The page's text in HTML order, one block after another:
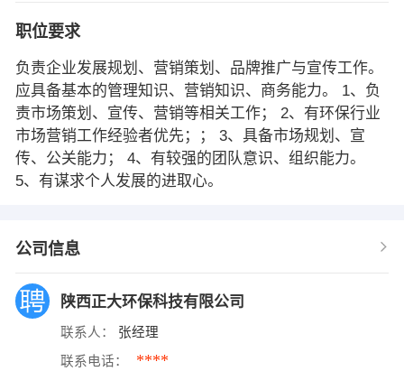
职位要求
负责企业发展规划、营销策划、品牌推广与宣传工作。
应具备基本的管理知识、营销知识、商务能力。 1、负
责市场策划、宣传、营销等相关工作； 2、有环保行业
市场营销工作经验者优先；； 3、具备市场规划、宣
传、公关能力； 4、有较强的团队意识、组织能力。
5、有谋求个人发展的进取心。
公司信息
陕西正大环保科技有限公司
联系人： 张经理
联系电话： ****